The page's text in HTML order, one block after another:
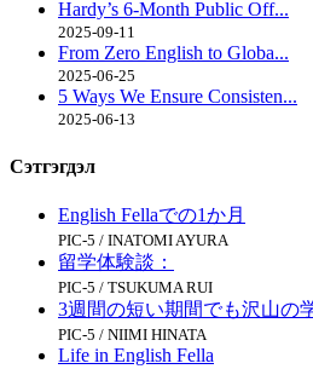
Hardy’s 6-Month Public Off...
2025-09-11
From Zero English to Globa...
2025-06-25
5 Ways We Ensure Consisten...
2025-06-13
Сэтгэгдэл
English Fellaでの1か月
PIC-5 / INATOMI AYURA
留学体験談：
PIC-5 / TSUKUMA RUI
3週間の短い期間でも沢山の
PIC-5 / NIIMI HINATA
Life in English Fella